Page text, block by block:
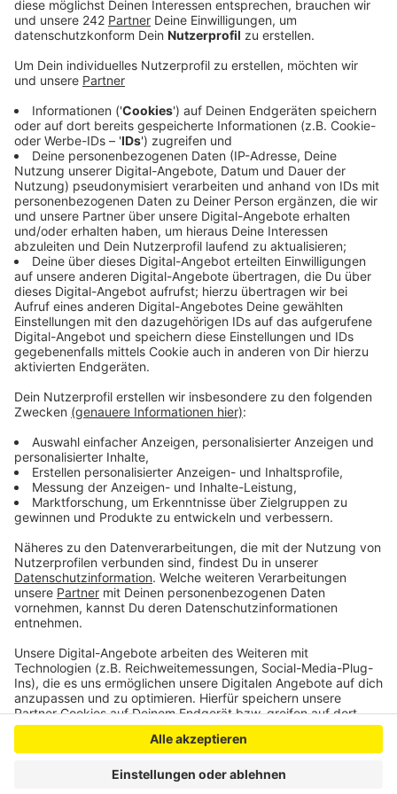
Anzeige
Veröffentlicht:Montag, 18.05.2026 10:58
Anzeige
Die Brücke "Am Flachsrosterweg" über die
Bahnstrecke Köln-Opladen ist 60 Jahre alt und sei
nicht mehr sinnvoll zu sanieren. Anwohner kritisieren,
dass ohne die Brücke ihr Wohngebiet damit nur noch
über die Berliner Straße erreichbar ist. Die Stadt will
sich anschauen, wie sich der Verkehr durch den
Wegfall der Brücke entwickelt und bei Bedarf
Maßnahmen umsetzen.
Die Stadt plant einen Ersatz für die Brücke. Der wird
allerdings frühestens in sechs Jahren kommen. Grund
ist die aktuelle Generalsanierung der Bahnstrecke. Die
Deutsche Bahn hat versprochen, dass die Strecke
danach für mindestens fünf Jahre nicht von größeren
Strecke für einen Brückenneubau erst 2032 wieder
gesperrt werden.
Anzeige